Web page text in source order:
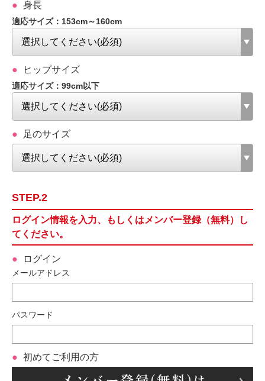
身長
適応サイズ：153cm～160cm
ヒップサイズ
適応サイズ：99cm以下
足のサイズ
STEP.2
ログイン情報を入力、もしくはメンバー登録（無料）し
てください。
ログイン
メールアドレス
パスワード
初めてご利用の方